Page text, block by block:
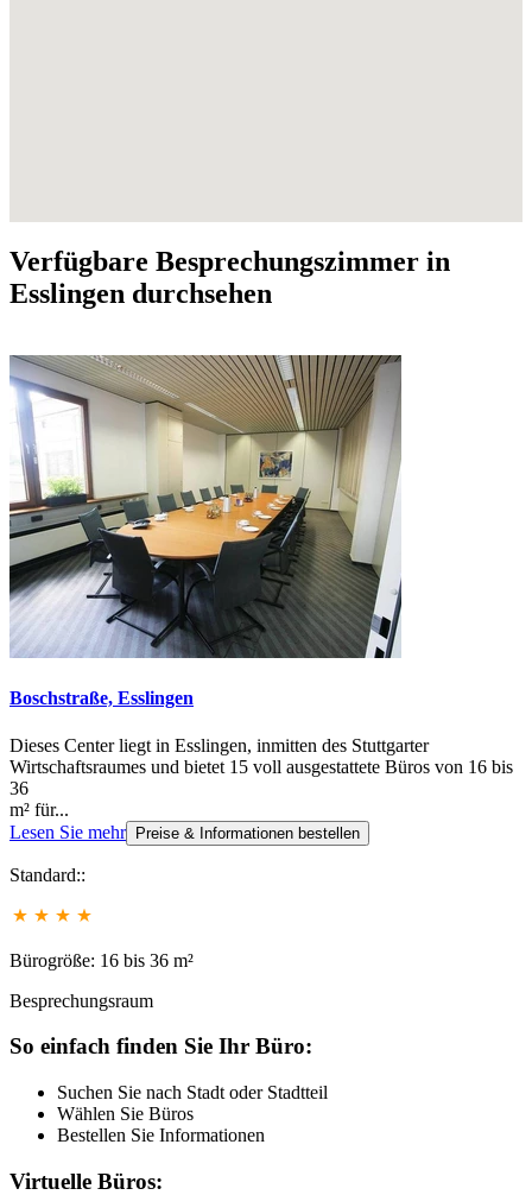
Verfügbare Besprechungszimmer in
Esslingen durchsehen
Boschstraße, Esslingen
Dieses Center liegt in Esslingen, inmitten des Stuttgarter
Wirtschaftsraumes und bietet 15 voll ausgestattete Büros von 16 bis
36
m² für...
Lesen Sie mehr
Preise & Informationen bestellen
Standard::
Bürogröße: 16 bis 36 m²
Besprechungsraum
So einfach finden Sie Ihr Büro:
Suchen Sie nach Stadt oder Stadtteil
Wählen Sie Büros
Bestellen Sie Informationen
Virtuelle Büros: